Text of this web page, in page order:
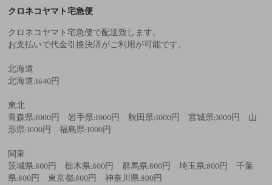
クロネコヤマト宅急便
クロネコヤマト宅急便で配送致します。
お支払いで代金引換決済がご利用が可能です。
北海道
北海道:1640円
東北
青森県:1000円 岩手県:1000円 秋田県:1000円 宮城県:1000円 山
形県:1000円 福島県:1000円
関東
茨城県:800円 栃木県:800円 群馬県:800円 埼玉県:800円 千葉
県:800円 東京都:800円 神奈川県:800円